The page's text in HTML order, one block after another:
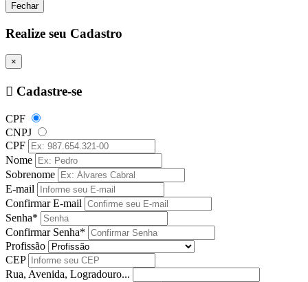
Fechar
Realize seu Cadastro
×
Cadastre-se
CPF
CNPJ
CPF
Nome
Sobrenome
E-mail
Confirmar E-mail
Senha*
Confirmar Senha*
Profissão
CEP
Rua, Avenida, Logradouro...